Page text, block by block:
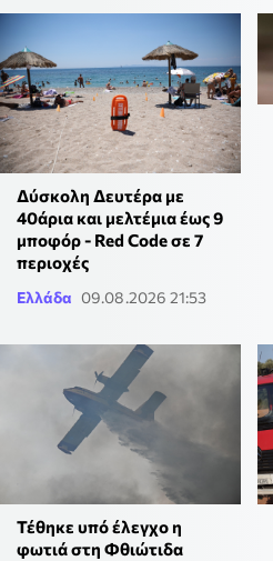
Δύσκολη Δευτέρα με
40άρια και μελτέμια έως 9
μποφόρ - Red Code σε 7
περιοχές
Ελλάδα 09.08.2026 21:53
Τέθηκε υπό έλεγχο η
φωτιά στη Φθιώτιδα